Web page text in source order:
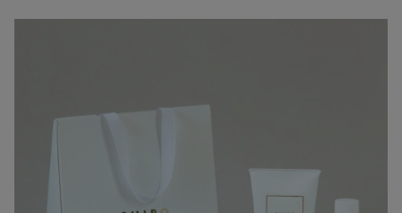
・ご注文内容の確認にお時間を要する